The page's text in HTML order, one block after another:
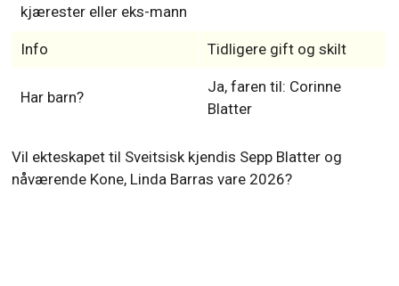
kjærester eller eks-mann
Info Tidligere gift og skilt
Har barn?
Ja, faren til: Corinne
Blatter
Vil ekteskapet til Sveitsisk kjendis Sepp Blatter og
nåværende Kone, Linda Barras vare 2026?